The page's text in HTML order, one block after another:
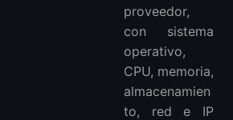
proveedor,
con sistema
operativo,
CPU, memoria,
almacenamien
to, red e IP